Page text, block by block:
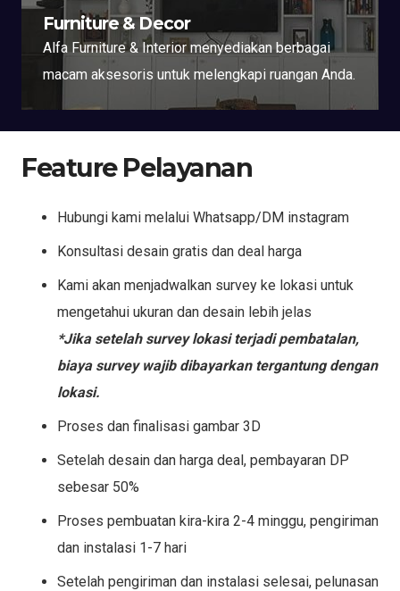
Furniture & Decor
Alfa Furniture & Interior menyediakan berbagai
macam aksesoris untuk melengkapi ruangan Anda.
Feature Pelayanan
Hubungi kami melalui Whatsapp/DM instagram
Konsultasi desain gratis dan deal harga
Kami akan menjadwalkan survey ke lokasi untuk
mengetahui ukuran dan desain lebih jelas
*Jika setelah survey lokasi terjadi pembatalan,
biaya survey wajib dibayarkan tergantung dengan
lokasi.
Proses dan finalisasi gambar 3D
Setelah desain dan harga deal, pembayaran DP
sebesar 50%
Proses pembuatan kira-kira 2-4 minggu, pengiriman
dan instalasi 1-7 hari
Setelah pengiriman dan instalasi selesai, pelunasan